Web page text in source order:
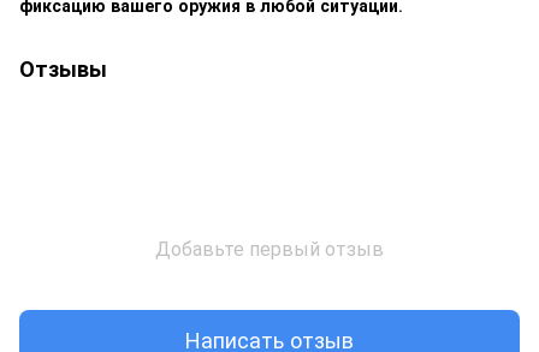
фиксацию вашего оружия в любой ситуации.
Отзывы
Добавьте первый отзыв
Написать отзыв